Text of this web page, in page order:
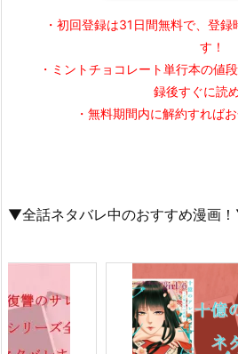
・初回登録は31日間無料で、登
す！
・ミントチョコレート単行本の値
録後すぐに読
・無料期間内に解約すれば
▼全話ネタバレ中のおすすめ漫画